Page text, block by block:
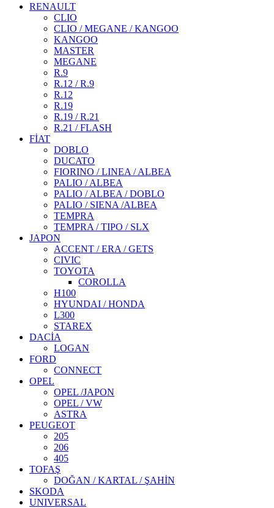
RENAULT
CLIO
CLIO / MEGANE / KANGOO
KANGOO
MASTER
MEGANE
R.9
R.12 / R.9
R.12
R.19
R.19 / R.21
R.21 / FLASH
FİAT
DOBLO
DUCATO
FIORINO / LINEA / ALBEA
PALIO / ALBEA
PALIO / ALBEA / DOBLO
PALIO / SIENA /ALBEA
TEMPRA
TEMPRA / TIPO / SLX
JAPON
ACCENT / ERA / GETS
CIVIC
TOYOTA
COROLLA
H100
HYUNDAI / HONDA
L300
STAREX
DACİA
LOGAN
FORD
CONNECT
OPEL
OPEL /JAPON
OPEL / VW
ASTRA
PEUGEOT
205
206
405
TOFAŞ
DOĞAN / KARTAL / ŞAHİN
SKODA
UNIVERSAL